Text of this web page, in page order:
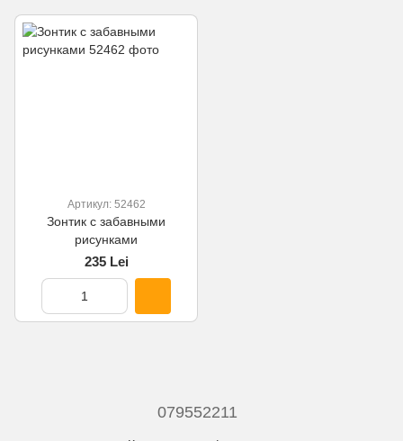
Артикул: 52462
Зонтик с забавными
рисунками
235 Lei
079552211